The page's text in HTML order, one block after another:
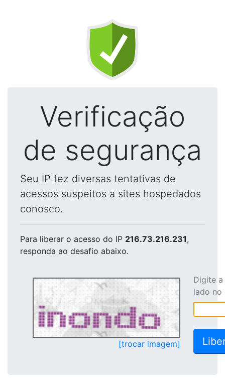
Verificação
de segurança
Seu IP fez diversas tentativas de
acessos suspeitos a sites hospedados
conosco.
Para liberar o acesso do IP 216.73.216.231,
responda ao desafio abaixo.
[trocar imagem]
Digite
lado no